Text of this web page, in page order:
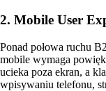
2. Mobile User
Ponad połowa ruchu
mobile wymaga
ucieka poza ekran, a
wpisywaniu telefonu,